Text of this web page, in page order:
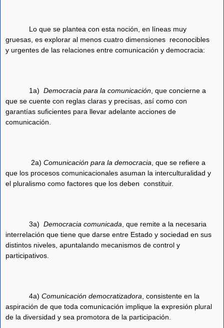
Lo que se plantea con esta noción, en líneas muy
gruesas, es explorar al menos cuatro dimensiones reconocibles
y urgentes de las relaciones entre comunicación y democracia:
1a) Democracia para la comunicación , que concierne a
que se cuente con reglas claras y precisas, así como con
garantías suficientes para llevar adelante acciones de
comunicación.
2a)Comunicación para la democracia , que se refiere a
que los procesos comunicacionales asuman la interculturalidad y
el pluralismo como factores que los deben constituir.
3a) Democracia comunicada, que remite a la necesaria
interrelación que tiene que darse entre Estado y sociedad en sus
distintos niveles, apuntalando mecanismos de control y
participativos.
4a)Comunicación democratizadora, consistente en la
aspiración de que toda comunicación implique la expresión plural
de la diversidad y sea promotora de la participación.